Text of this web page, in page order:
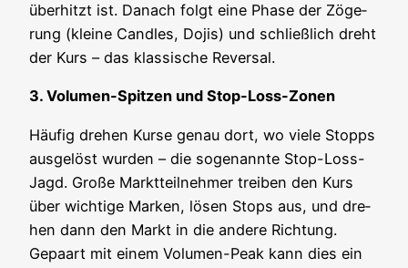
über­hitzt ist. Danach folgt eine Pha­se der Zöge­
rung (klei­ne Cand­les, Dojis) und schließ­lich dreht
der Kurs – das klas­si­sche Reversal.
3. Volu­men-Spit­zen und Stop-Loss-Zonen
Häu­fig dre­hen Kur­se genau dort, wo vie­le Stopps
aus­ge­löst wur­den – die soge­nann­te Stop-Loss-
Jagd. Gro­ße Markt­teil­neh­mer trei­ben den Kurs
über wich­ti­ge Mar­ken, lösen Stops aus, und dre­
hen dann den Markt in die ande­re Rich­tung.
Gepaart mit einem Volu­men-Peak kann dies ein